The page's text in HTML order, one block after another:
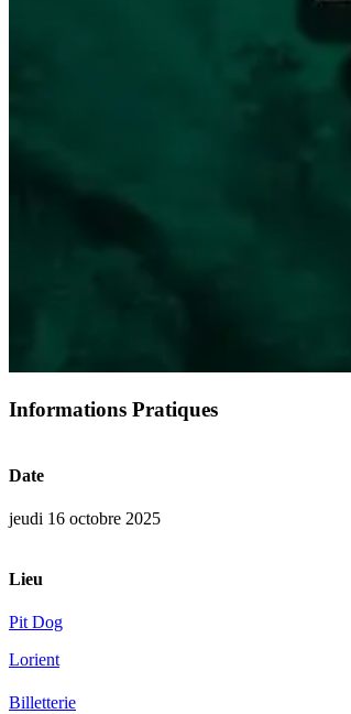
Informations Pratiques
Date
jeudi 16 octobre 2025
Lieu
Pit Dog
Lorient
Billetterie